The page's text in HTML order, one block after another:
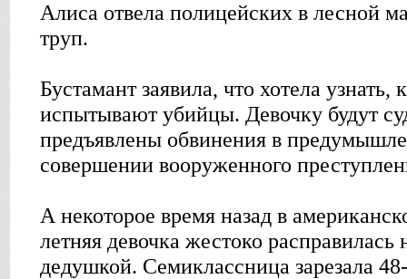
Алиса отвела полицейских в лесной
труп.
Бустамант заявила, что хотела узнать,
испытывают убийцы. Девочку будут
предъявлены обвинения в
совершении вооруженного
А некоторое время назад в
летняя девочка жестоко
дедушкой. Семиклассница зарезала